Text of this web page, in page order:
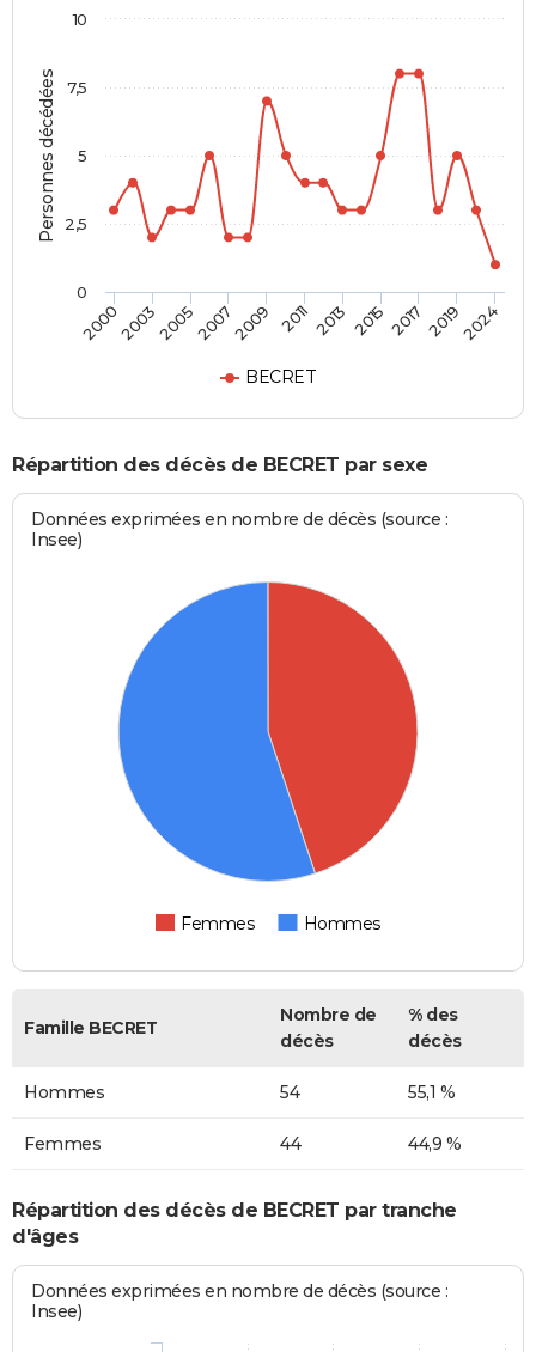
Personnes décédées
BECRET
20002003200520072009 2011 2013 2015 2017 20192024
0
10
2,5
5
7,5
Répartition des décès de BECRET par sexe
Données exprimées en nombre de décès (source :
Insee)
Femmes Hommes
Famille BECRET
Nombre de
décès
% des
décès
Hommes 54 55,1 %
Femmes 44 44,9 %
Répartition des décès de BECRET par tranche
d'âges
Données exprimées en nombre de décès (source :
Insee)